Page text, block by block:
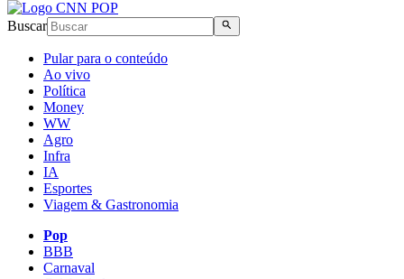
Buscar
Pular para o conteúdo
Ao vivo
Política
Money
WW
Agro
Infra
IA
Esportes
Viagem & Gastronomia
Pop
BBB
Carnaval